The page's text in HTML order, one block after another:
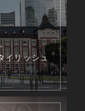
イリッシュ